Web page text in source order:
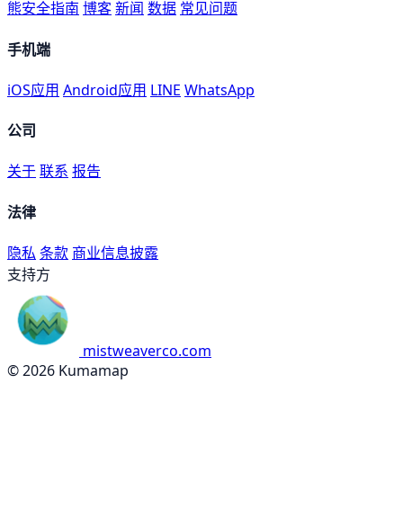
熊安全指南 博客新闻 数据 常见问题
手机端
iOS应用 Android应用 LINE WhatsApp
公司
关于联系 报告
法律
隐私 条款 商业信息披露
支持方
mistweaverco.com
© 2026 Kumamap